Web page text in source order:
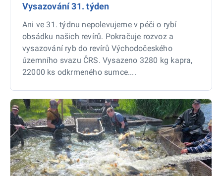
Vysazování 31. týden
Ani ve 31. týdnu nepolevujeme v péči o rybí
obsádku našich revírů. Pokračuje rozvoz a
vysazování ryb do revírů Východočeského
územního svazu ČRS. Vysazeno 3280 kg kapra,
22000 ks odkrmeného sumce....